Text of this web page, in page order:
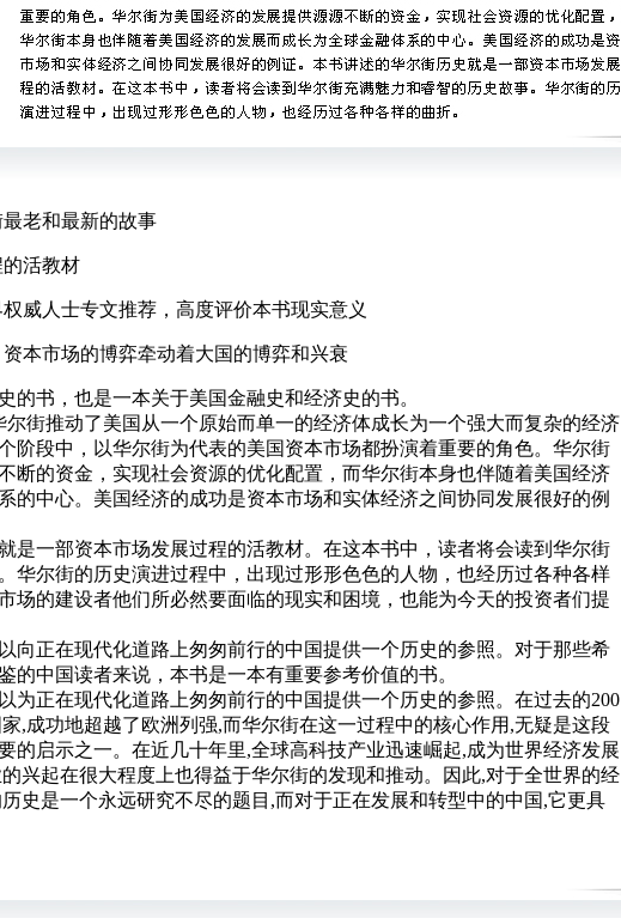
老和最新的故事
活教材
人士专文推荐，高度评价本书现实意义
市场的博弈牵动着大国的博弈和兴衰
书，也是一本关于美国金融史和经济史的书。
推动了美国从一个原始而单一的经济体成长为一个强大而复杂的经济
阶段中，以华尔街为代表的美国资本市场都扮演着重要的角色。华尔街
断的资金，实现社会资源的优化配置，而华尔街本身也伴随着美国经济
的中心。美国经济的成功是资本市场和实体经济之间协同发展很好的例
一部资本市场发展过程的活教材。在这本书中，读者将会读到华尔街
华尔街的历史演进过程中，出现过形形色色的人物，也经历过各种各样
场的建设者他们所必然要面临的现实和困境，也能为今天的投资者们提
正在现代化道路上匆匆前行的中国提供一个历史的参照。对于那些希
的中国读者来说，本书是一本有重要参考价值的书。
正在现代化道路上匆匆前行的中国提供一个历史的参照。在过去的200
,成功地超越了欧洲列强,而华尔街在这一过程中的核心作用,无疑是这段
的启示之一。在近几十年里,全球高科技产业迅速崛起,成为世界经济发展
兴起在很大程度上也得益于华尔街的发现和推动。因此,对于全世界的经
史是一个永远研究不尽的题目,而对于正在发展和转型中的中国,它更具